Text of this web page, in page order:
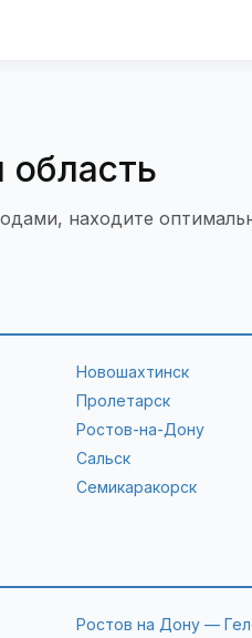
находите
Новошахтинск
Пролетарск
Ростов-на-Дону
Сальск
Семикаракорск
Ростов на Дону —